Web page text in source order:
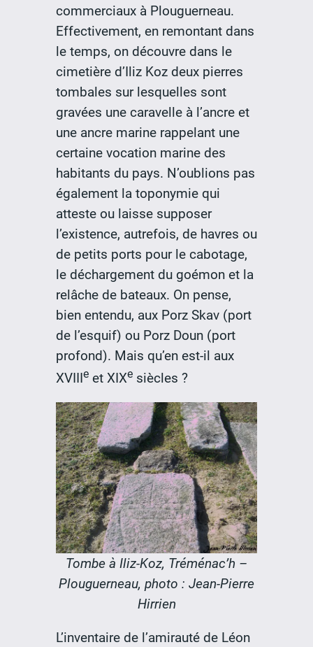
commerciaux à Plouguerneau.
Effectivement, en remontant dans
le temps, on découvre dans le
cimetière d’Iliz Koz deux pierres
tombales sur lesquelles sont
gravées une caravelle à l’ancre et
une ancre marine rappelant une
certaine vocation marine des
habitants du pays. N’oublions pas
également la toponymie qui
atteste ou laisse supposer
l’existence, autrefois, de havres ou
de petits ports pour le cabotage,
le déchargement du goémon et la
relâche de bateaux. On pense,
bien entendu, aux Porz Skav (port
de l’esquif) ou Porz Doun (port
profond). Mais qu’en est-il aux
XVIIIeet XIXesiècles ?
Tombe à Iliz-Koz, Tréménac’h –
Plouguerneau, photo : Jean-Pierre
Hirrien
L’inventaire de l’amirauté de Léon